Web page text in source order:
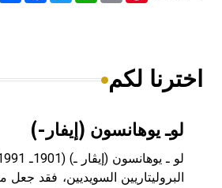
اخترنا لكم
لوـ يوهانسون (إيفار-)
البروليتاريين السويديين، فقد